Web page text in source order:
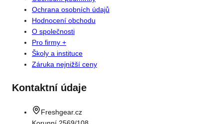
Ochrana osobních údajů
Hodnocení obchodu
O společnosti
Pro firmy +
Školy a instituce
Záruka nejnižší ceny
Kontaktní údaje
Freshgear.cz